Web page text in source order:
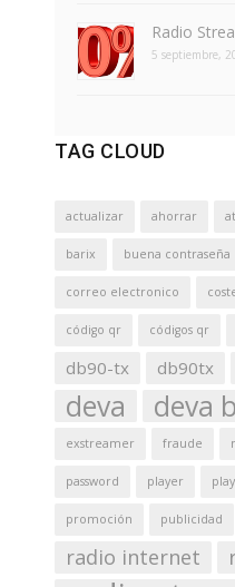
Radio
5 septiembre,
TAG CLOUD
actualizar ahorrar
barix buena contraseña
correo electronico
código qr códigos qr
db90-tx db90tx
deva deva
exstreamer fraude
password player
promoción publicidad
radio internet